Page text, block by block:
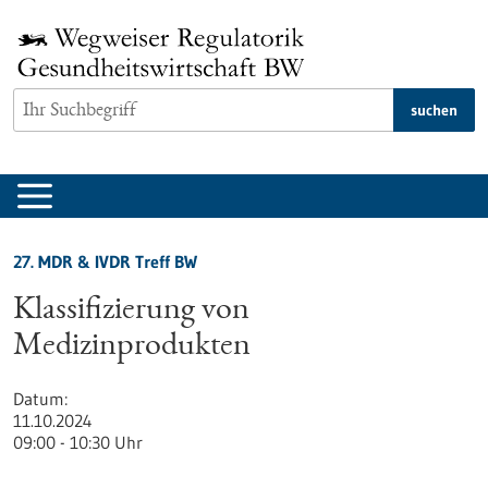
Inhalt
springen
suchen
27. MDR & IVDR Treff BW
Klassifizierung von
Medizinprodukten
Datum
11.10.2024
09:00 - 10:30 Uhr